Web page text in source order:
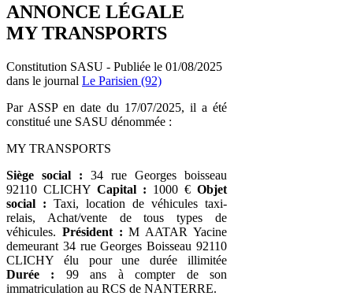
ANNONCE LÉGALE
MY TRANSPORTS
Constitution SASU - Publiée le 01/08/2025
dans le journal Le Parisien (92)
Par ASSP en date du 17/07/2025, il a été
constitué une SASU dénommée :
MY TRANSPORTS
Siège social : 34 rue Georges boisseau
92110 CLICHY Capital : 1000 € Objet
social : Taxi, location de véhicules taxi-
relais, Achat/vente de tous types de
véhicules. Président : M AATAR Yacine
demeurant 34 rue Georges Boisseau 92110
CLICHY élu pour une durée illimitée
Durée : 99 ans à compter de son
immatriculation au RCS de NANTERRE.